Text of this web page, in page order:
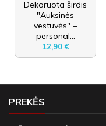
Dekoruota širdis
"Auksinės
vestuvės" –
personal...
12,90 €
PREKĖS